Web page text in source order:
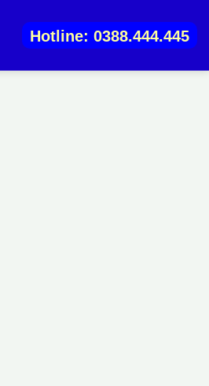
Hotline: 0388.444.445